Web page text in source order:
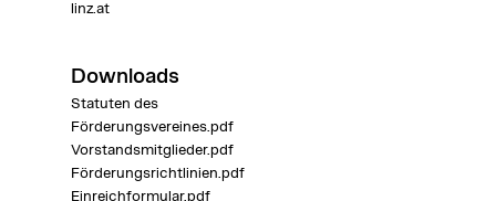
linz.at
Downloads
Statuten des
Förderungsvereines.pdf
Vorstandsmitglieder.pdf
Förderungsrichtlinien.pdf
Einreichformular.pdf